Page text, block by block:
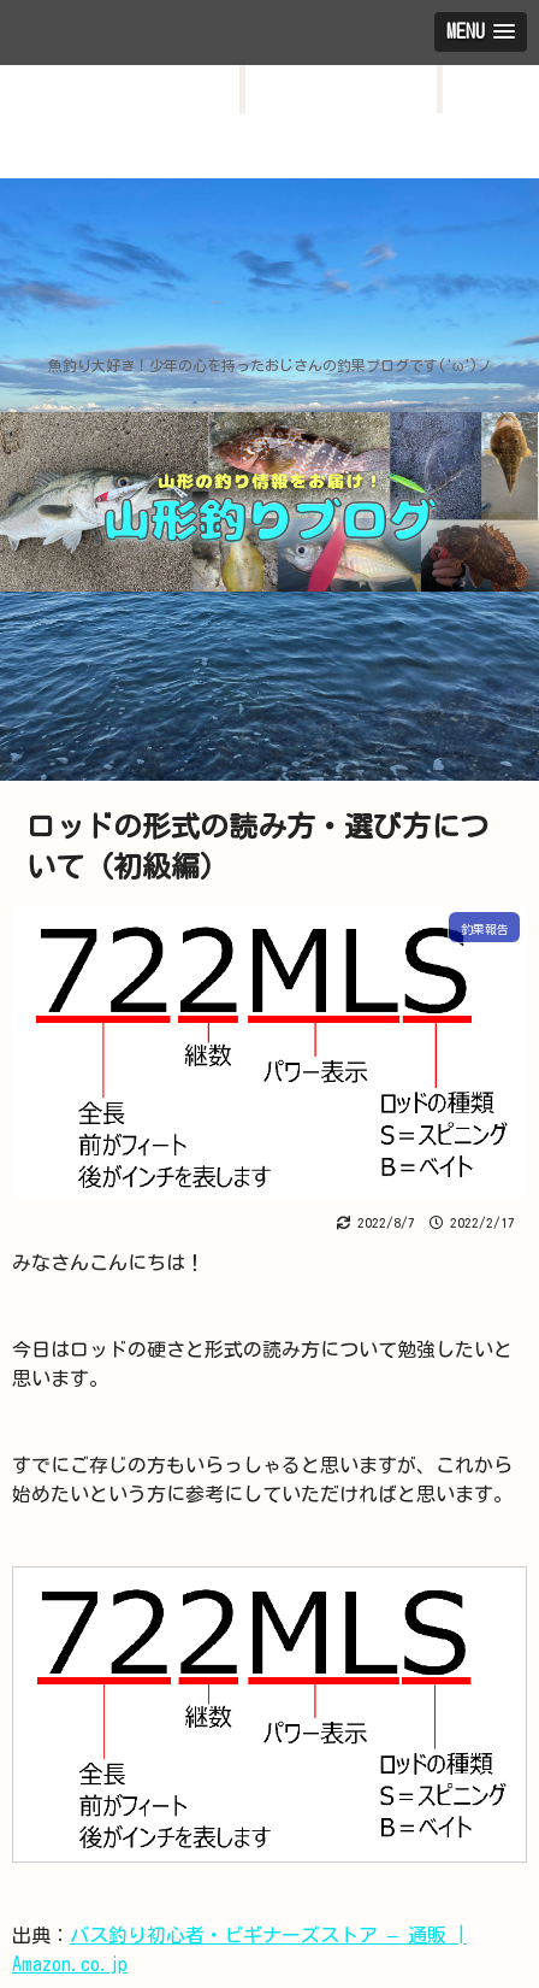
MENU
魚釣り大好き！少年の心を持ったおじさんの釣果ブログです('ω')ノ
ロッドの形式の読み方・選び方につ
いて（初級編）
釣果報告
2022/8/7 2022/2/17
みなさんこんにちは！
今日はロッドの硬さと形式の読み方について勉強したいと
思います。
すでにご存じの方もいらっしゃると思いますが、これから
始めたいという方に参考にしていただければと思います。
出典： バス釣り初心者・ビギナーズストア – 通販 |
Amazon.co.jp